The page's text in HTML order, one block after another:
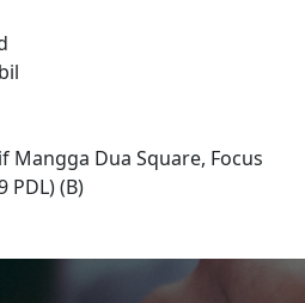
Mangga Dua Square, Focus
PDL) (B)